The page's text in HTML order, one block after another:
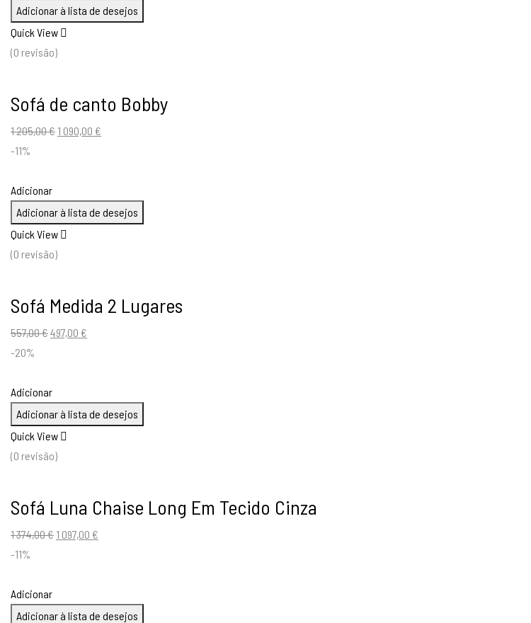
1
380,00 €.
1
169,00 €.
Adicionar à lista de desejos
Quick View
(0 revisão)
Sofá de canto Bobby
1 205,00€ O
1
205,00 €.
1 090,00 €
1
090,00 €.
-11%
Adicionar
Adicionar à lista de desejos
Quick View
(0 revisão)
Sofá Medida 2 Lugares
557,00€O
era:
557,00 €.
497,00 €
497,00 €.
-20%
Adicionar
Adicionar à lista de desejos
Quick View
(0 revisão)
Sofá Luna Chaise Long Em Tecido Cinza
1 374,00€ O
1
1 097,00 €
1
-11%
Adicionar
Adicionar à lista de desejos